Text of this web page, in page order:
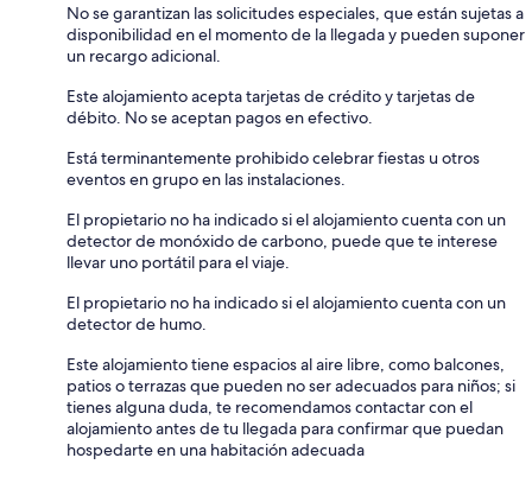
No se garantizan las solicitudes especiales, que están sujetas a
disponibilidad en el momento de la llegada y pueden suponer
un recargo adicional.
Este alojamiento acepta tarjetas de crédito y tarjetas de
débito. No se aceptan pagos en efectivo.
Está terminantemente prohibido celebrar fiestas u otros
eventos en grupo en las instalaciones.
El propietario no ha indicado si el alojamiento cuenta con un
detector de monóxido de carbono, puede que te interese
llevar uno portátil para el viaje.
El propietario no ha indicado si el alojamiento cuenta con un
detector de humo.
Este alojamiento tiene espacios al aire libre, como balcones,
patios o terrazas que pueden no ser adecuados para niños; si
tienes alguna duda, te recomendamos contactar con el
alojamiento antes de tu llegada para confirmar que puedan
hospedarte en una habitación adecuada